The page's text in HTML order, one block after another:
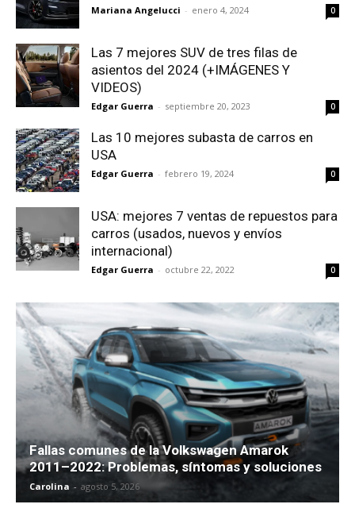
Mariana Angelucci - enero 4, 2024 0
Las 7 mejores SUV de tres filas de
asientos del 2024 (+IMÁGENES Y
VIDEOS)
Edgar Guerra - septiembre 20, 2023 0
Las 10 mejores subasta de carros en
USA
Edgar Guerra - febrero 19, 2024 0
USA: mejores 7 ventas de repuestos para
carros (usados, nuevos y envíos
internacional)
Edgar Guerra - octubre 22, 2022 0
Fallas comunes de la Volkswagen Amarok
2011–2022: Problemas, síntomas y soluciones
Carolina - agosto 5, 2026